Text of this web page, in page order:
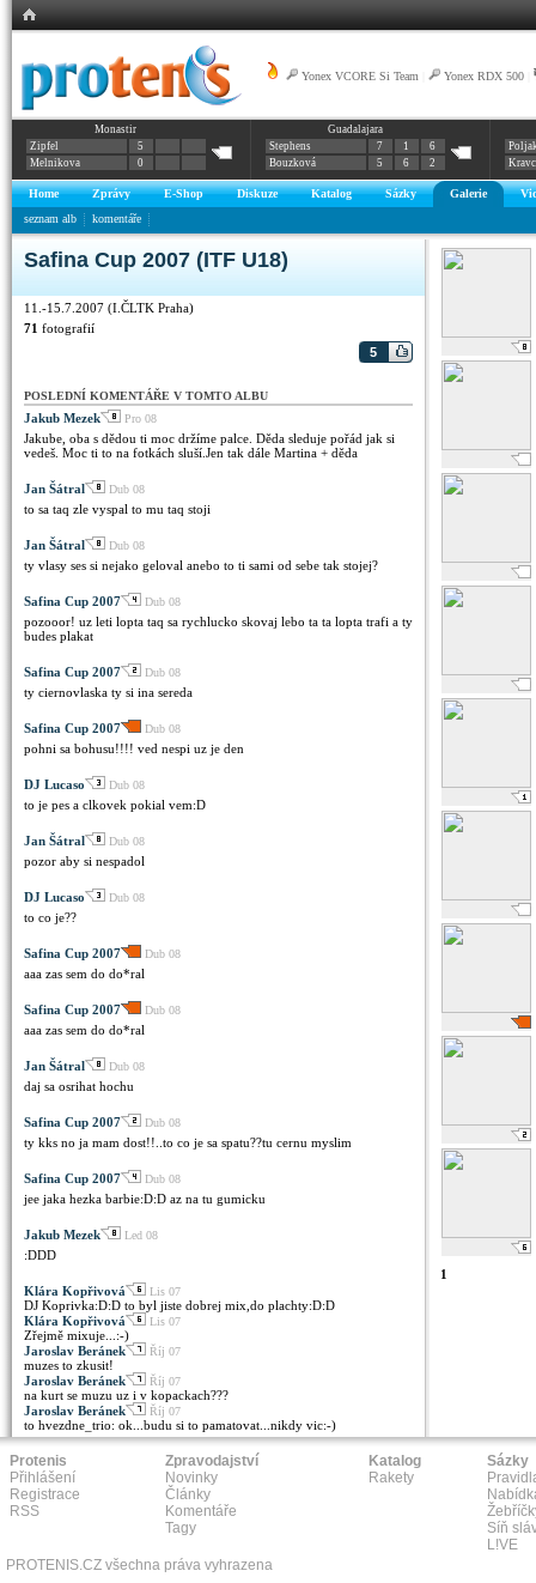
Yonex VCORE Si Team Yonex RDX 500
Monastir
Zipfel
5
Melnikova
0
Guadalajara
Stephens
7 1
6
Bouzková
5 6 2
Home Zprávy E-Shop Diskuze Katalog Sázky Galerie
seznam alb
komentáře
Safina Cup 2007 (ITF U18)
11.-15.7.2007 (I.ČLTK Praha)
71 fotografií
5
POSLEDNÍ KOMENTÁŘE V TOMTO ALBU
Jakub Mezek Pro 08
Jakube, oba s dědou ti moc držíme palce. Děda sleduje pořád jak si
vedeš. Moc ti to na fotkách sluší.Jen tak dále Martina + děda
Jan Šátral Dub 08
to sa taq zle vyspal to mu taq stoji
Jan Šátral Dub 08
ty vlasy ses si nejako geloval anebo to ti sami od sebe tak stojej?
Safina Cup 2007 Dub 08
pozooor! uz leti lopta taq sa rychlucko skovaj lebo ta ta lopta trafi a ty
budes plakat
Safina Cup 2007 Dub 08
ty ciernovlaska ty si ina sereda
Safina Cup 2007 Dub 08
pohni sa bohusu!!!! ved nespi uz je den
DJ Lucaso Dub 08
to je pes a clkovek pokial vem:D
Jan Šátral Dub 08
pozor aby si nespadol
DJ Lucaso Dub 08
to co je??
Safina Cup 2007 Dub 08
aaa zas sem do do*ral
Safina Cup 2007 Dub 08
aaa zas sem do do*ral
Jan Šátral Dub 08
daj sa osrihat hochu
Safina Cup 2007 Dub 08
ty kks no ja mam dost!!..to co je sa spatu??tu cernu myslim
Safina Cup 2007 Dub 08
jee jaka hezka barbie:D:D az na tu gumicku
Jakub Mezek Led 08
:DDD
Klára Kopřivová Lis 07
DJ Koprivka:D:D to byl jiste dobrej mix,do plachty:D:D
Klára Kopřivová
Lis 07
Zřejmě mixuje...:-)
Jaroslav Beránek
Říj 07
muzes to zkusit!
Jaroslav Beránek
Říj 07
na kurt se muzu uz i v kopackach???
Jaroslav Beránek
Říj 07
to hvezdne_trio: ok...budu si to pamatovat...nikdy vic:-)
1
Protenis
Přihlášení
Registrace
RSS
Zpravodajství
Novinky
Články
Komentáře
Tagy
Katalog
Rakety
Sázky
Síň
L!VE
PROTENIS.CZ všechna práva vyhrazena